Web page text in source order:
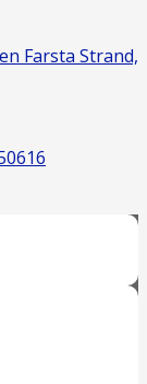
Farsta Strand,